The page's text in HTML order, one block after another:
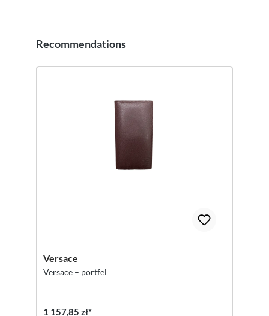
Pomiń galerię produktów
Recommendations
Versace
Versace – portfel
1 157,85 zł*